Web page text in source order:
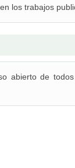
los trabajos
abierto de